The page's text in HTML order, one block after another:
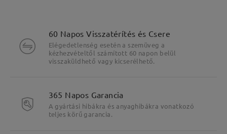
60 Napos Visszatérítés és Csere
Elégedetlenség esetén a szemüveg a
kézhezvételtől számított 60 napon belül
visszaküldhető vagy kicserélhető.
365 Napos Garancia
A gyártási hibákra és anyaghibákra vonatkozó
teljes körű garancia.